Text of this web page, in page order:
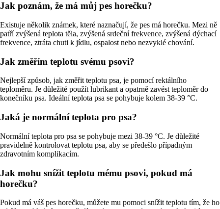
Jak poznám, že má můj pes horečku?
Existuje několik známek, které naznačují, že pes má horečku. Mezi ně
patří zvýšená teplota těla, zvýšená srdeční frekvence, zvýšená dýchací
frekvence, ztráta chuti k jídlu, ospalost nebo nezvyklé chování.
Jak změřím teplotu svému psovi?
Nejlepší způsob, jak změřit teplotu psa, je pomocí rektálního
teploměru. Je důležité použít lubrikant a opatrně zavést teploměr do
konečníku psa. Ideální teplota psa se pohybuje kolem 38-39 °C.
Jaká je normální teplota pro psa?
Normální teplota pro psa se pohybuje mezi 38-39 °C. Je důležité
pravidelně kontrolovat teplotu psa, aby se předešlo případným
zdravotním komplikacím.
Jak mohu snížit teplotu mému psovi, pokud má
horečku?
Pokud má váš pes horečku, můžete mu pomoci snížit teplotu tím, že ho